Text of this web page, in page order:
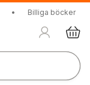
• Billiga böcker